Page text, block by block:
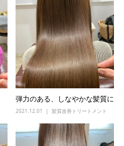
弾力のある、しなやかな髪質に
2021.12.01 髪質改善トリートメント